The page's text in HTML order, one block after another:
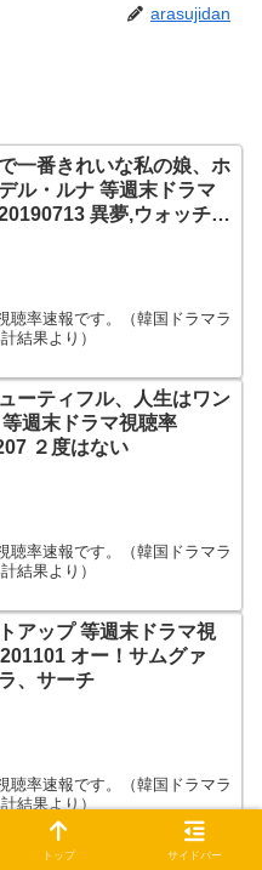
arasujidan
一番きれいな私の娘、ホ
ル・ルナ 等週末ドラマ
異夢,ウォッチャ
聴率速報です。（韓国ドラマラ
結果より）
ーティフル、人生はワン
週末ドラマ視聴率
２度はない
聴率速報です。（韓国ドラマラ
結果より）
等週末ドラマ視
オー！サムグァ
、サーチ
聴率速報です。（韓国ドラマラ
結果より）
トップ サイドバー